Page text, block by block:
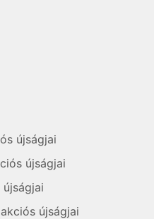
újságjai
újságjai
újságjai